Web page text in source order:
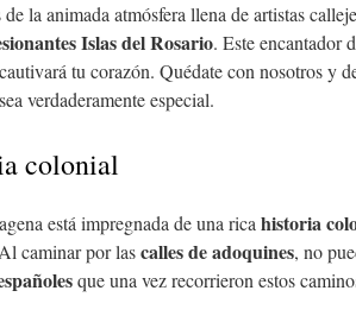
la animada atmósfera llena de artistas
Islas del Rosario. Este encantador
tu corazón. Quédate con nosotros y
verdaderamente especial.
colonial
está impregnada de una rica historia
caminar por lascalles de adoquines, no
que una vez recorrieron estos